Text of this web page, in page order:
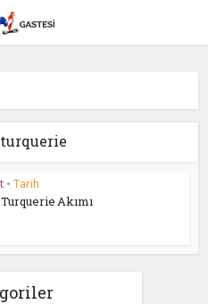
• Tarih
Akımı